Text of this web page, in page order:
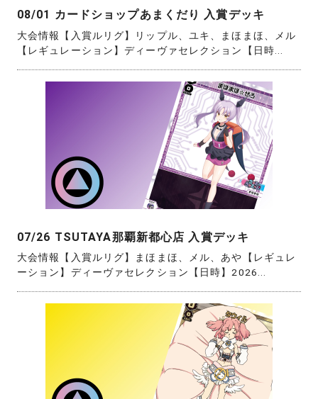
08/01 カードショップあまくだり 入賞デッキ
大会情報【入賞ルリグ】リップル、ユキ、まほまほ、メル
【レギュレーション】ディーヴァセレクション【日時...
07/26 TSUTAYA那覇新都心店 入賞デッキ
大会情報【入賞ルリグ】まほまほ、メル、あや【レギュレ
ーション】ディーヴァセレクション【日時】2026...